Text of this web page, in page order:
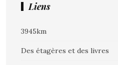
Liens
3945km
Des étagères et des livres